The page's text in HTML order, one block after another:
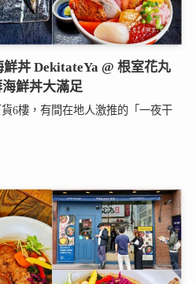
丼 DekitateYa @ 根室花丸
鮮丼大滿足
貨6樓，有間在地人激推的「一夜干